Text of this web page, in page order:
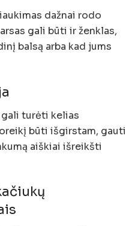
dažnai rodo
gali būti ir ženklas,
balsą arba kad jums
gali turėti kelias
būti išgirstam, gauti
aiškiai išreikšti